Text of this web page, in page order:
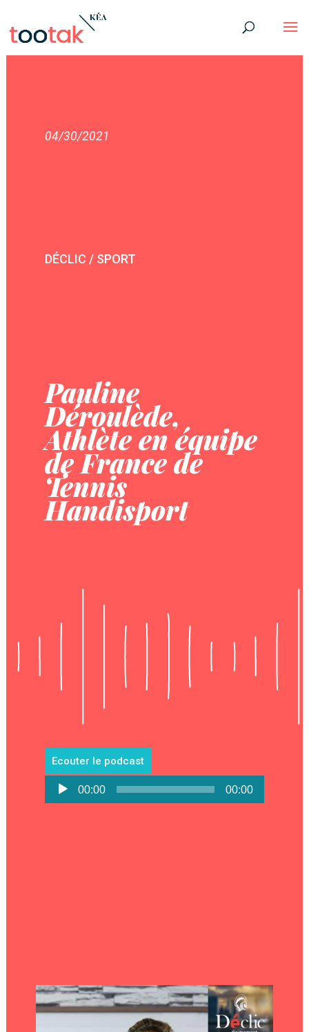
04/30/2021
DÉCLIC / SPORT
Pauline
Déroulède,
Athlète en équipe
de France de
Tennis
Handisport
Ecouter le podcast
Lecteur
audio
00:00 00:00